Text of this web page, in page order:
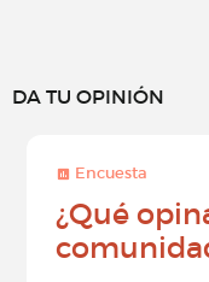
DA TU OPINIÓN
Encuesta
¿Qué